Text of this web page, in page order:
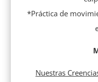
*Práctica de
Nuestras